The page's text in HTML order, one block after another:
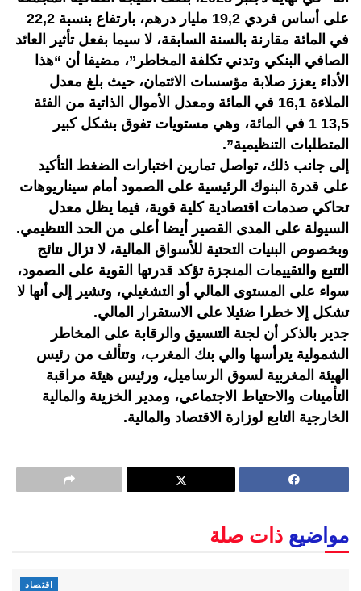
على أساس فردي 19,2 مليار درهم، بارتفاع بنسبة 22,2
في المائة مقارنة بالسنة السابقة، لا سيما بفعل تأثير العائد
الصافي البنكي وتدني تكلفة المخاطر”، مضيفا أن “هذا
الأداء يعزز صلابة مؤسسات الائتمان، حيث بلغ معدل
الملاءة 16,1 في المائة ومعدل الأموال الذاتية من الفئة
13,5 1 في المائة، وهي مستويات تفوق بشكل كبير
المتطلبات التنظيمية”.
إلى جانب ذلك، تواصل تمارين اختبارات الضغط التأكيد
على قدرة البنوك الرئيسية على الصمود أمام سيناريوهات
تحاكي صدمات اقتصادية كلية قوية، فيما يظل معدل
السيولة على المدى القصير أيضا أعلى من الحد التنظيمي.
وبخصوص البنيات التحتية للأسواق المالية، لا تزال نتائج
التتبع والتقييمات المنجزة تؤكد قدرتها القوية على الصمود،
سواء على المستوى المالي أو التشغيلي، وتشير إلى أنها لا
تشكل إلا خطرا ضئيلا على الاستقرار المالي.
جدير بالذكر أن لجنة التنسيق والرقابة على المخاطر
الشمولية يترأسها والي بنك المغرب، وتتألف من رئيس
الهيئة المغربية لسوق الرساميل، ورئيس هيئة مراقبة
التأمينات والاحتياط الاجتماعي، ومدير الخزينة والمالية
الخارجية التابع لوزارة الاقتصاد والمالية.
مواضيع ذات صلة
اقتصاد